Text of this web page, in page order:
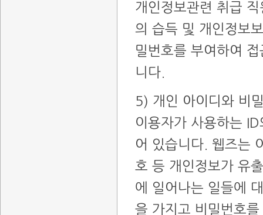
개인정보관련 취급
의 습득 및 개인정보
밀번호를 부여하여
니다.
5) 개인 아이디와 비
이용자가 사용하는
어 있습니다. 웹즈는
호 등 개인정보가 유
에 일어나는 일들에
을 가지고 비밀번호